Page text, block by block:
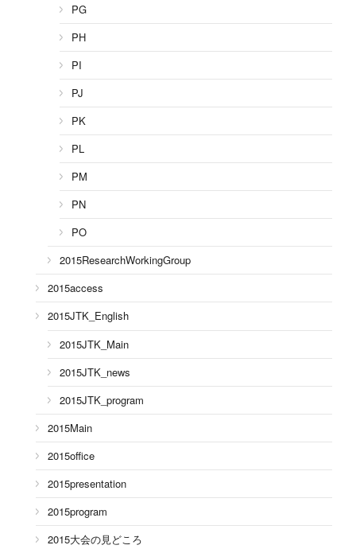
PG
PH
PI
PJ
PK
PL
PM
PN
PO
2015ResearchWorkingGroup
2015access
2015JTK_English
2015JTK_Main
2015JTK_news
2015JTK_program
2015Main
2015office
2015presentation
2015program
2015大会の見どころ